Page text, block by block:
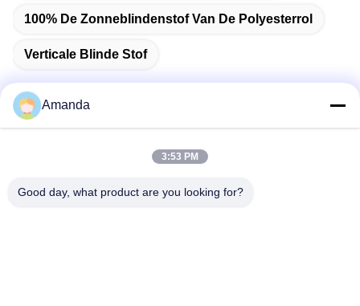
100% De Zonneblindenstof Van De Polyesterrol
Verticale Blinde Stof
Adres
Amanda
3:53 PM
Good day, what product are you looking for?